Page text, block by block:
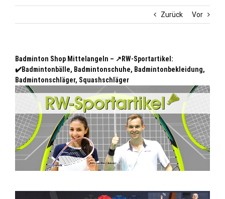
Zurück Vor
Badminton Shop Mittelangeln – ↗️RW-Sportartikel:
✔️Badmintonbälle, Badmintonschuhe, Badmintonbekleidung,
Badmintonschläger, Squashschläger